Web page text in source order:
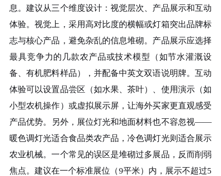
息。建议从三个维度设计：视觉层次、产品展示和互动
体验。视觉上，采用高对比度的横幅或灯箱突出品牌标
志与核心产品，避免杂乱的信息堆砌。产品展示应选择
最具竞争力的几款农产品或技术模型（如节水灌溉设
备、有机肥料样品），并配备中英文双语说明牌。互动
体验可以设置品尝区（如水果、茶叶）、使用演示（如
小型农机操作）或虚拟展示屏，让海外买家更直观感受
产品优势。另外，展位灯光和地面材料也不容忽视——
暖色调灯光适合食品类农产品，冷色调灯光则适合展示
农业机械。一个常见的误区是堆砌过多展品，反而削弱
焦点。建议在一个标准展位（9平米）内，展示不超过5